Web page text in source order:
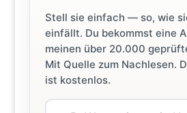
Stell sie einfach — so, wie
einfällt. Du bekommst eine
meinen über 20.000
Mit Quelle zum Nachlesen.
ist kostenlos.